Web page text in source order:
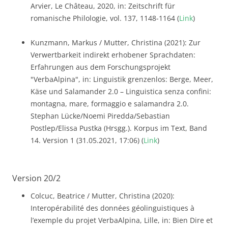
Arvier, Le Château, 2020, in: Zeitschrift für
romanische Philologie, vol. 137, 1148-1164 (Link)
Kunzmann, Markus / Mutter, Christina (2021): Zur
Verwertbarkeit indirekt erhobener Sprachdaten:
Erfahrungen aus dem Forschungsprojekt
"VerbaAlpina", in: Linguistik grenzenlos: Berge, Meer,
Käse und Salamander 2.0 – Linguistica senza confini:
montagna, mare, formaggio e salamandra 2.0.
Stephan Lücke/Noemi Piredda/Sebastian
Postlep/Elissa Pustka (Hrsgg.). Korpus im Text, Band
14. Version 1 (31.05.2021, 17:06) (Link)
Version 20/2
Colcuc, Beatrice / Mutter, Christina (2020):
Interopérabilité des données géolinguistiques à
l’exemple du projet VerbaAlpina, Lille, in: Bien Dire et